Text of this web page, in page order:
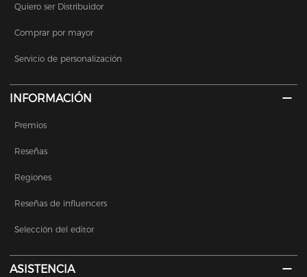
Quiero ser Distribuidor
Comprar por mayor
Servicio de personalización
INFORMACIÓN
Premios
Reseñas
Regiones
Reseñas de influencers
Selección del editor
ASISTENCIA